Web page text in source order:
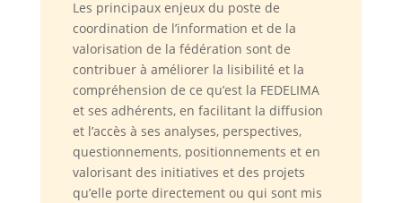
Les principaux enjeux du poste de
coordination de l’information et de la
valorisation de la fédération sont de
contribuer à améliorer la lisibilité et la
compréhension de ce qu’est la FEDELIMA
et ses adhérents, en facilitant la diffusion
et l’accès à ses analyses, perspectives,
questionnements, positionnements et en
valorisant des initiatives et des projets
qu’elle porte directement ou qui sont mis